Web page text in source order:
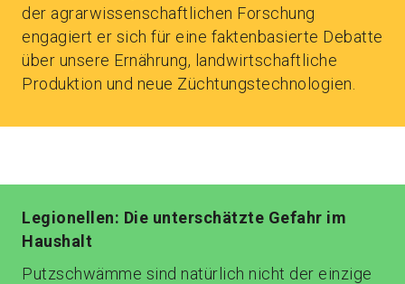
der agrarwissenschaftlichen Forschung
engagiert er sich für eine faktenbasierte Debatte
über unsere Ernährung, landwirtschaftliche
Produktion und neue Züchtungstechnologien.
Legionellen: Die unterschätzte Gefahr im
Haushalt
Putzschwämme sind natürlich nicht der einzige